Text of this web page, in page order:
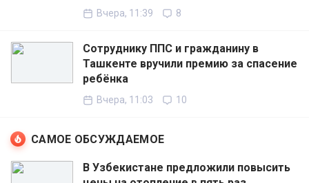
Вчера, 11:39 8
Сотруднику ППС и гражданину в
Ташкенте вручили премию за спасение
ребёнка
Вчера, 11:03 10
САМОЕ ОБСУЖДАЕМОЕ
В Узбекистане предложили повысить